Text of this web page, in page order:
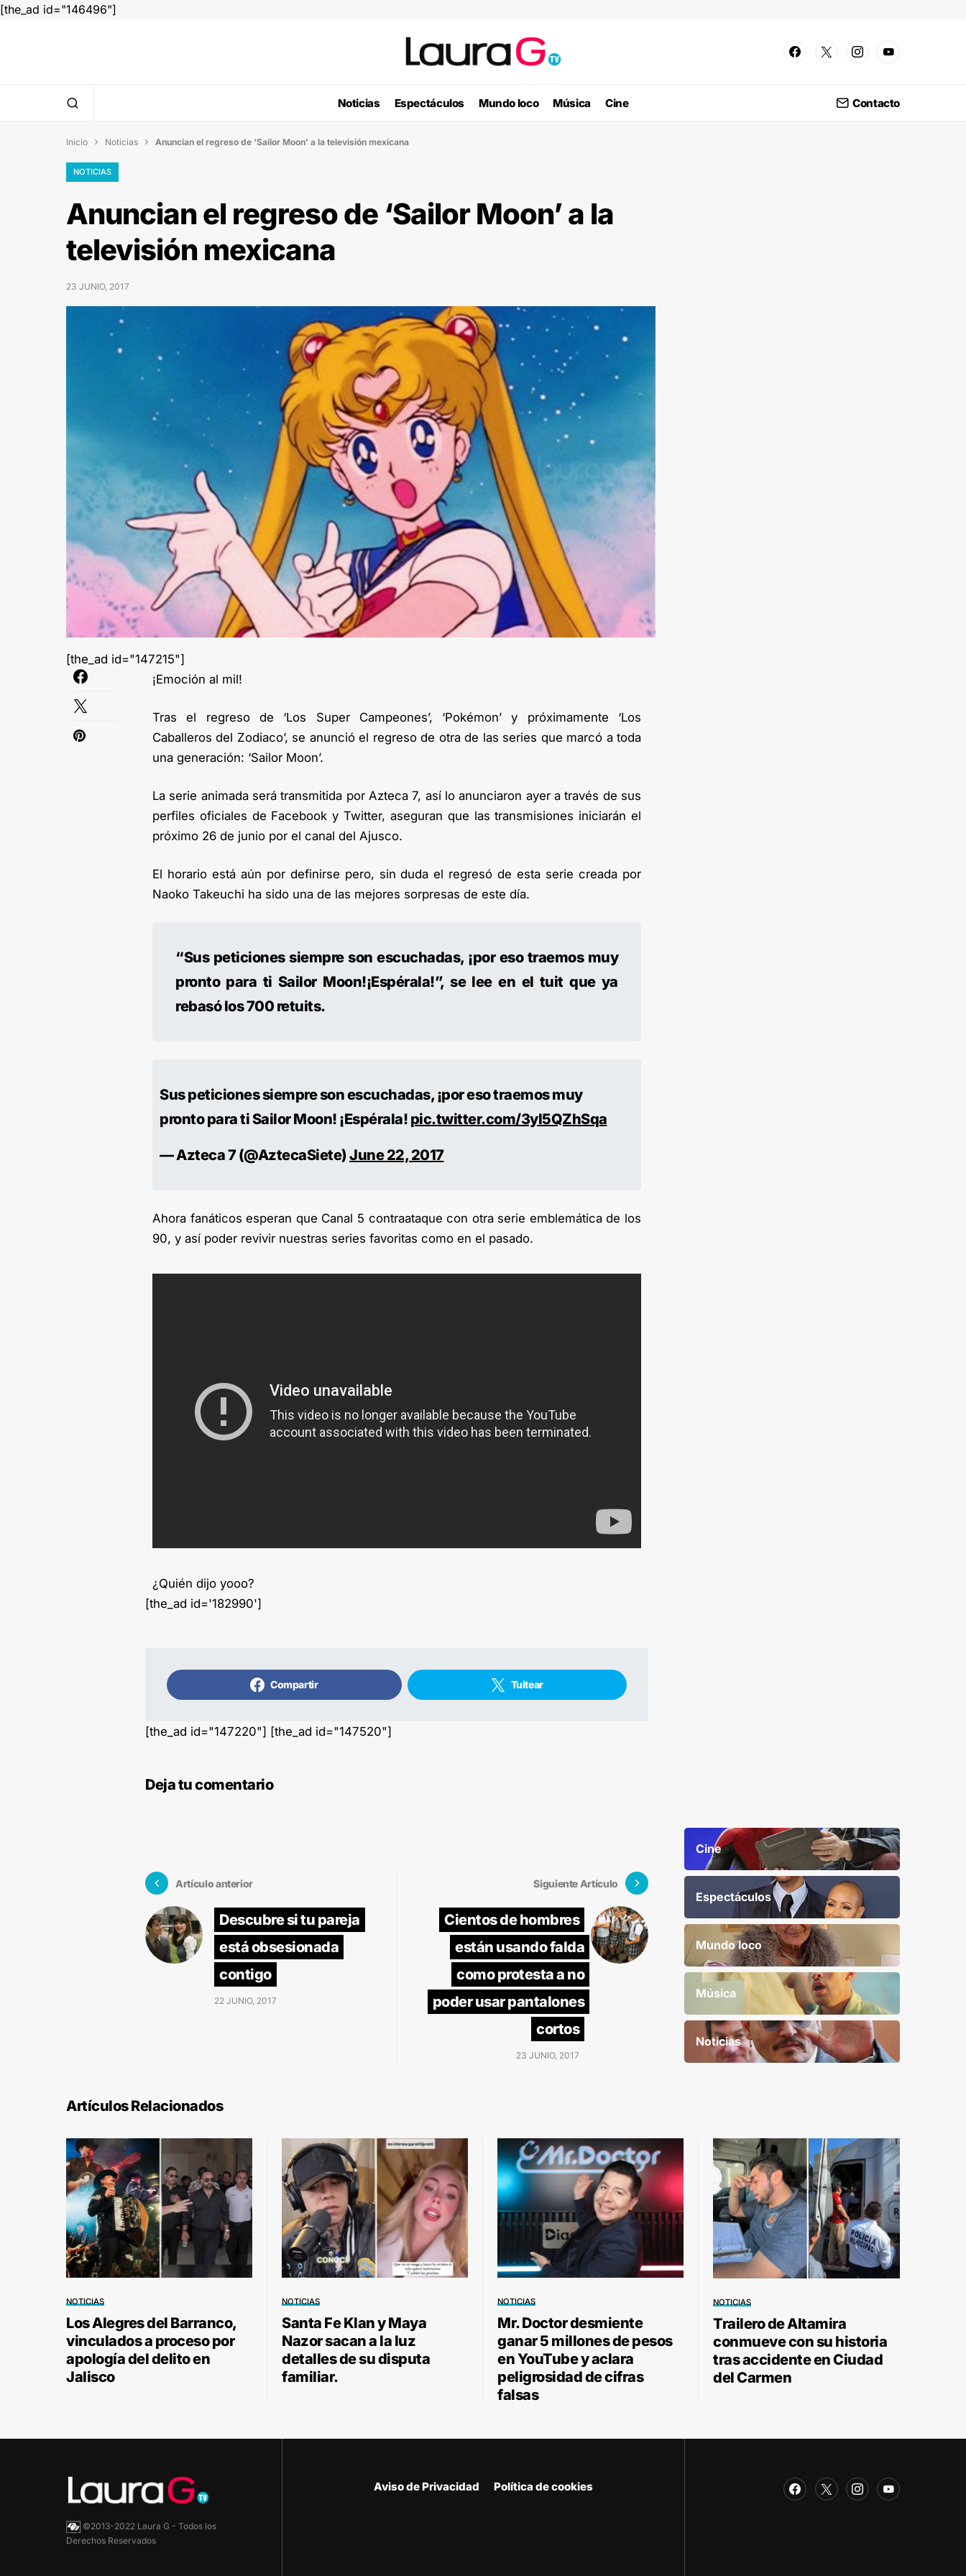
[the_ad id="146496"]
Noticias Espectáculos Mundo loco Música Cine Contacto
Inicio  Noticias  Anuncian el regreso de ‘Sailor Moon’ a la televisión mexicana
NOTICIAS
Anuncian el regreso de ‘Sailor Moon’ a la
televisión mexicana
23 JUNIO, 2017
[the_ad id="147215"]
¡Emoción al mil!
Tras el regreso de ‘Los Super Campeones’, ‘Pokémon’ y próximamente ‘Los
Caballeros del Zodiaco’, se anunció el regreso de otra de las series que marcó a toda
una generación: ‘Sailor Moon’.
La serie animada será transmitida por Azteca 7, así lo anunciaron ayer a través de sus
perfiles oficiales de Facebook y Twitter, aseguran que las transmisiones iniciarán el
próximo 26 de junio por el canal del Ajusco.
El horario está aún por definirse pero, sin duda el regresó de esta serie creada por
Naoko Takeuchi ha sido una de las mejores sorpresas de este día.
“Sus peticiones siempre son escuchadas, ¡por eso traemos muy
pronto para ti Sailor Moon!¡Espérala!”, se lee en el tuit que ya
rebasó los 700 retuits.
Sus peticiones siempre son escuchadas, ¡por eso traemos muy
pronto para ti Sailor Moon! ¡Espérala! pic.twitter.com/3yl5QZhSqa
— Azteca 7 (@AztecaSiete)June 22, 2017
Ahora fanáticos esperan que Canal 5 contraataque con otra serie emblemática de los
90, y así poder revivir nuestras series favoritas como en el pasado.
¿Quién dijo yooo?
[the_ad id='182990']
Compartir Tuitear
[the_ad id="147220"] [the_ad id="147520"]
Deja tu comentario
Artículo anterior
Descubre si tu pareja
está obsesionada
contigo
22 JUNIO, 2017
Siguiente Artículo
Cientos de hombres
están usando falda
como protesta a no
poder usar pantalones
cortos
23 JUNIO, 2017
Cine
Espectáculos
Mundo loco
Música
Noticias
Artículos Relacionados
NOTICIAS
Los Alegres del Barranco,
vinculados a proceso por
apología del delito en
Jalisco
NOTICIAS
Santa Fe Klan y Maya
Nazor sacan a la luz
detalles de su disputa
familiar.
NOTICIAS
Mr. Doctor desmiente
ganar 5 millones de pesos
en YouTube y aclara
peligrosidad de cifras
falsas
NOTICIAS
Trailero de Altamira
conmueve con su historia
tras accidente en Ciudad
del Carmen
©2013-2022 Laura G - Todos los
Derechos Reservados
Aviso de Privacidad Política de cookies